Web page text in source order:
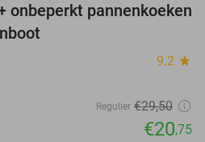
30%
onbeperkt pannenkoeken
9.2 star
Regulier €29,50
€20,75